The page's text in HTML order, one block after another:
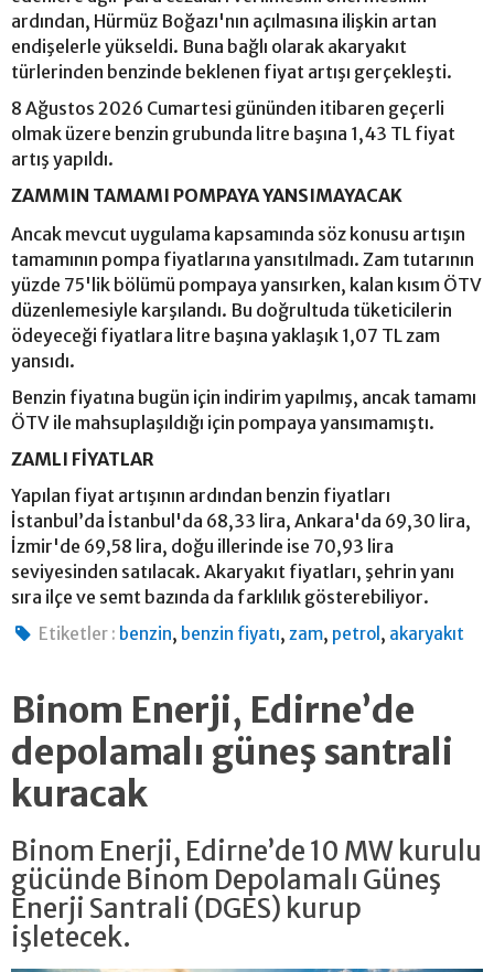
ardından, Hürmüz Boğazı'nın açılmasına ilişkin artan
endişelerle yükseldi. Buna bağlı olarak akaryakıt
türlerinden benzinde beklenen fiyat artışı gerçekleşti.
8 Ağustos 2026 Cumartesi gününden itibaren geçerli
olmak üzere benzin grubunda litre başına 1,43 TL fiyat
artış yapıldı.
ZAMMIN TAMAMI POMPAYA YANSIMAYACAK
Ancak mevcut uygulama kapsamında söz konusu artışın
tamamının pompa fiyatlarına yansıtılmadı. Zam tutarının
yüzde 75'lik bölümü pompaya yansırken, kalan kısım ÖTV
düzenlemesiyle karşılandı. Bu doğrultuda tüketicilerin
ödeyeceği fiyatlara litre başına yaklaşık 1,07 TL zam
yansıdı.
Benzin fiyatına bugün için indirim yapılmış, ancak tamamı
ÖTV ile mahsuplaşıldığı için pompaya yansımamıştı.
ZAMLI FİYATLAR
Yapılan fiyat artışının ardından benzin fiyatları
İstanbul’da İstanbul'da 68,33 lira, Ankara'da 69,30 lira,
İzmir'de 69,58 lira, doğu illerinde ise 70,93 lira
seviyesinden satılacak. Akaryakıt fiyatları, şehrin yanı
sıra ilçe ve semt bazında da farklılık gösterebiliyor.
Etiketler : benzin, benzin fiyatı, zam, petrol , akaryakıt
Binom Enerji, Edirne’de
depolamalı güneş santrali
kuracak
Binom Enerji, Edirne’de 10 MW kurulu
gücünde Binom Depolamalı Güneş
Enerji Santrali (DGES) kurup
işletecek.